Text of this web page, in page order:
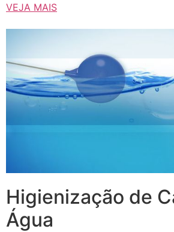
VEJA MAIS
Higienização de
Água